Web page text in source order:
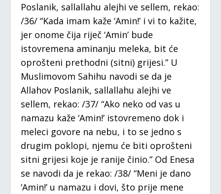
Poslanik, sallallahu alejhi ve sellem, rekao:
/36/ “Kada imam kaže ‘Amin!’ i vi to kažite,
jer onome čija riječ ‘Amin’ bude
istovremena aminanju meleka, bit će
oprošteni prethodni (sitni) grijesi.” U
Muslimovom Sahihu navodi se da je
Allahov Poslanik, sallallahu alejhi ve
sellem, rekao: /37/ “Ako neko od vas u
namazu kaže ‘Amin!’ istovremeno dok i
meleci govore na nebu, i to se jedno s
drugim poklopi, njemu će biti oprošteni
sitni grijesi koje je ranije činio.” Od Enesa
se navodi da je rekao: /38/ “Meni je dano
‘Amin!’ u namazu i dovi, što prije mene